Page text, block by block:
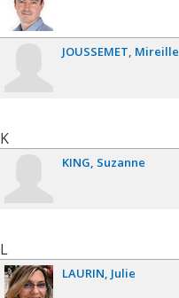
JOUSSEMET Mireille
K
KING Suzanne
L
LAURIN Julie